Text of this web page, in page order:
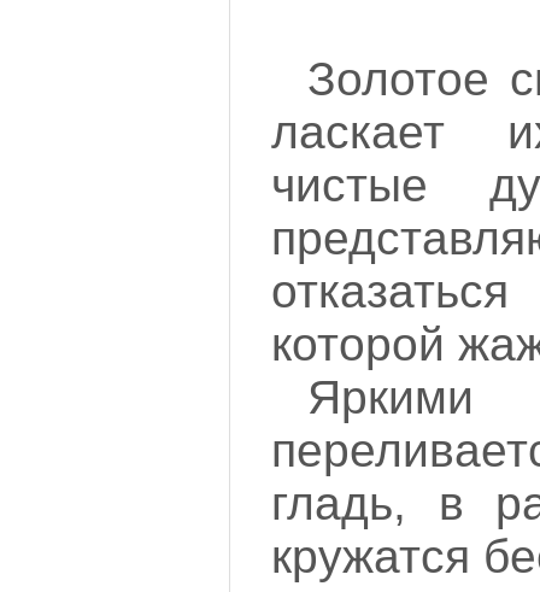
Золотое
ласкает
чистые
которой
гладь, в
кружатся